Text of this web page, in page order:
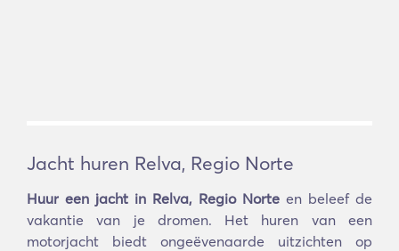
Jacht huren Relva, Regio Norte
Huur een jacht in Relva, Regio Norteen beleef de
vakantie van je dromen. Het huren van een
motorjacht biedt ongeëvenaarde uitzichten op